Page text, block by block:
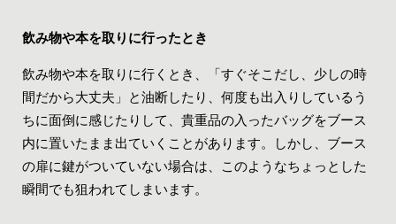
飲み物や本を取りに行ったとき
飲み物や本を取りに行くとき、「すぐそこだし、少しの時
間だから大丈夫」と油断したり、何度も出入りしているう
ちに面倒に感じたりして、貴重品の入ったバッグをブース
内に置いたまま出ていくことがあります。しかし、ブース
の扉に鍵がついていない場合は、このようなちょっとした
瞬間でも狙われてしまいます。